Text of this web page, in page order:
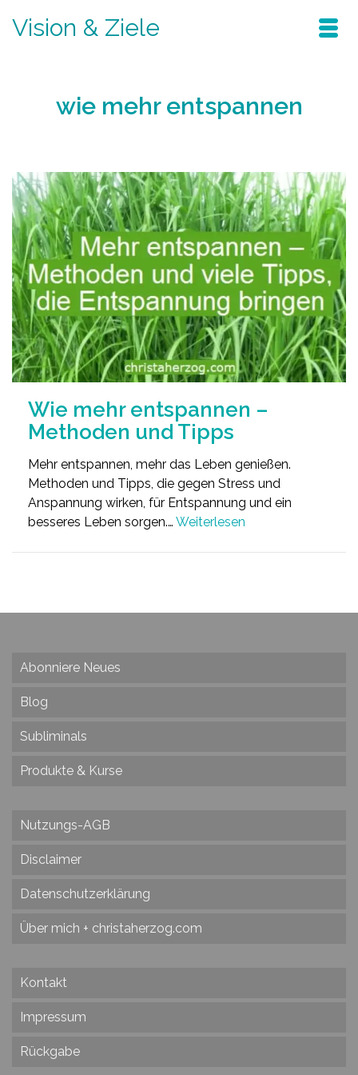
Vision & Ziele
wie mehr entspannen
Wie mehr entspannen –
Methoden und Tipps
Mehr entspannen, mehr das Leben genießen.
Methoden und Tipps, die gegen Stress und
Anspannung wirken, für Entspannung und ein
besseres Leben sorgen.… Weiterlesen
Abonniere Neues
Blog
Subliminals
Produkte & Kurse
Nutzungs-AGB
Disclaimer
Datenschutzerklärung
Über mich + christaherzog.com
Kontakt
Impressum
Rückgabe